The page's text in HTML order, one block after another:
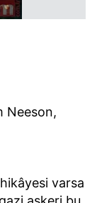
Neeson,
varsa